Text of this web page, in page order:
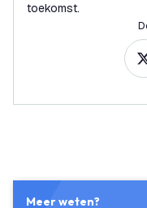
toekomst.
Meer weten?